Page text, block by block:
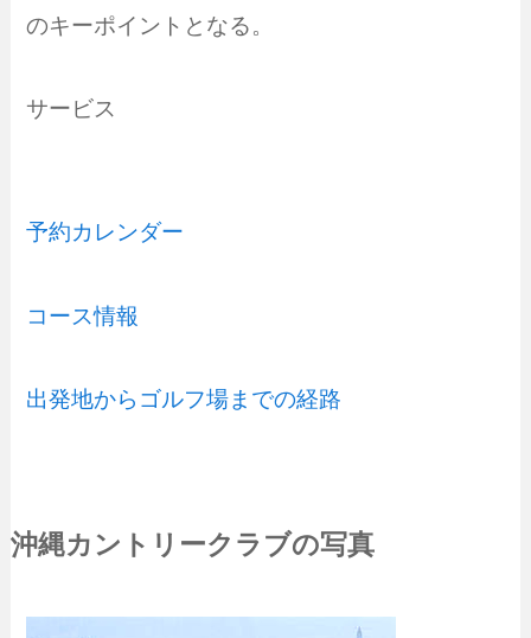
のキーポイントとなる。
サービス
予約カレンダー
コース情報
出発地からゴルフ場までの経路
沖縄カントリークラブの写真